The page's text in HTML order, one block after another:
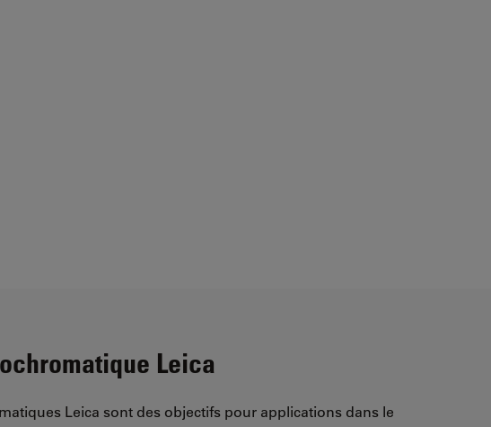
Leica
Leica sont des objectifs pour applications dans le